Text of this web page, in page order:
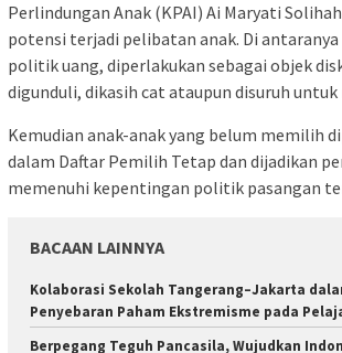
Perlindungan Anak (KPAI) Ai Maryati
potensi terjadi pelibatan anak. Di
politik uang, diperlakukan sebagai objek
digunduli, dikasih cat ataupun disuruh
Kemudian anak-anak yang belum memilih
dalam Daftar Pemilih Tetap dan dijadikan
memenuhi kepentingan politik pasangan
BACAAN LAINNYA
Kolaborasi Sekolah Tangerang–Jakarta
Penyebaran Paham Ekstremisme pada
Berpegang Teguh Pancasila, Wujudkan